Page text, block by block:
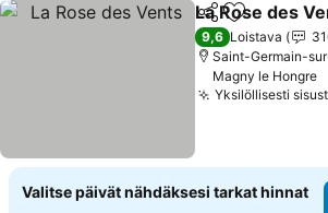
Jaa Lisää
La Rose des
9,6 Loistava
Saint-Germain-
Magny le Hongre
Yksilöllisesti
Valitse päivät nähdäksesi tarkat hinnat